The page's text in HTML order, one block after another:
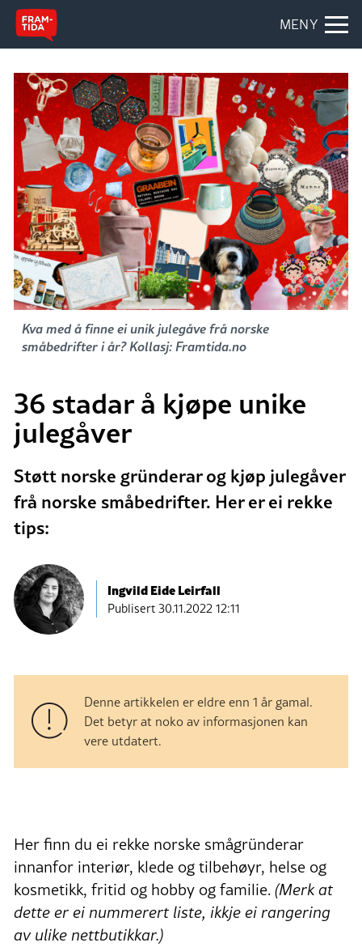
MENY
Kva med å finne ei unik julegåve frå norske
småbedrifter i år? Kollasj: Framtida.no
36 stadar å kjøpe unike
julegåver
Støtt norske gründerar og kjøp julegåver
frå norske småbedrifter. Her er ei rekke
tips:
Ingvild Eide Leirfall
Publisert30.11.2022 12:11
Denne artikkelen er eldre enn 1 år gamal.
Det betyr at noko av informasjonen kan
vere utdatert.
Her finn du ei rekke norske smågründerar
innanfor interiør, klede og tilbehøyr, helse og
kosmetikk, fritid og hobby og familie.(Merk at
dette er ei nummerert liste, ikkje ei rangering
av ulike nettbutikkar.)